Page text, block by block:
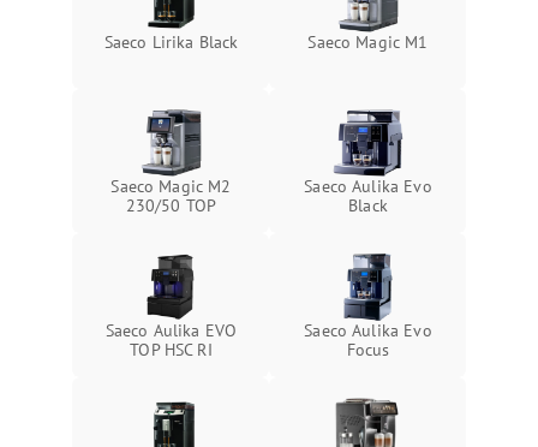
Saeco Lirika Black Saeco Magic M1
Saeco Magic M2
230/50 TOP
Saeco Aulika Evo
Black
Saeco Aulika EVO
TOP HSC RI
Saeco Aulika Evo
Focus